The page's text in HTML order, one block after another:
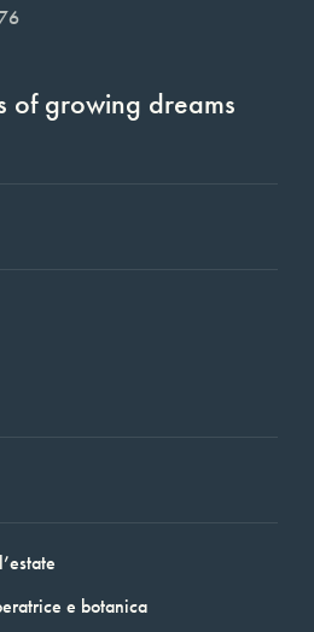
of growing dreams
e botanica